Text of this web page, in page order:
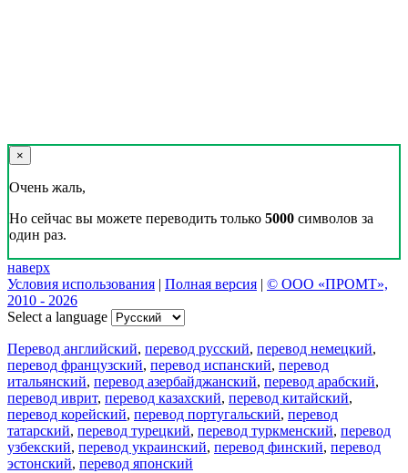
×
Очень жаль,
Но сейчас вы можете переводить только 5000 символов за
один раз.
наверх
Условия использования | Полная версия | © ООО «ПРОМТ»,
2010 - 2026
Select a language
Перевод английский, перевод русский, перевод немецкий,
перевод французский, перевод испанский, перевод
итальянский, перевод азербайджанский, перевод арабский,
перевод иврит, перевод казахский, перевод китайский,
перевод корейский, перевод португальский, перевод
татарский, перевод турецкий, перевод туркменский, перевод
узбекский, перевод украинский, перевод финский, перевод
эстонский, перевод японский